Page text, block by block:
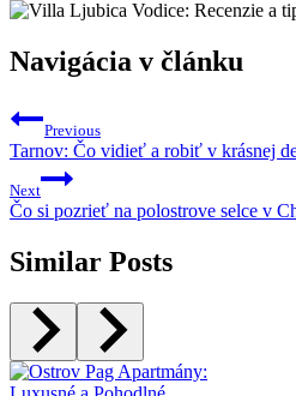
Navigácia v článku
Previous
Tarnov: Čo vidieť a robiť v krásnej
Next
Čo si pozrieť na polostrove selce v
Similar Posts